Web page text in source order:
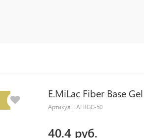
E.MiLac Fiber Base
Артикул: LAFBGC-50
40.4 руб.